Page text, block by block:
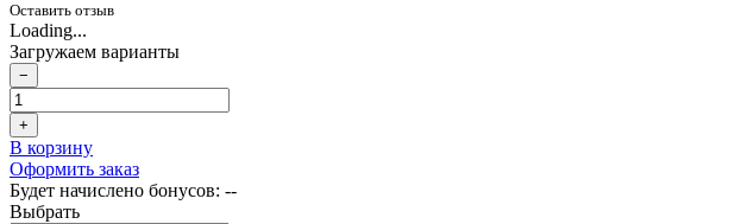
Оставить отзыв
Loading...
Загружаем варианты
−
+
В корзину
Оформить заказ
Будет начислено бонусов: --
Выбрать